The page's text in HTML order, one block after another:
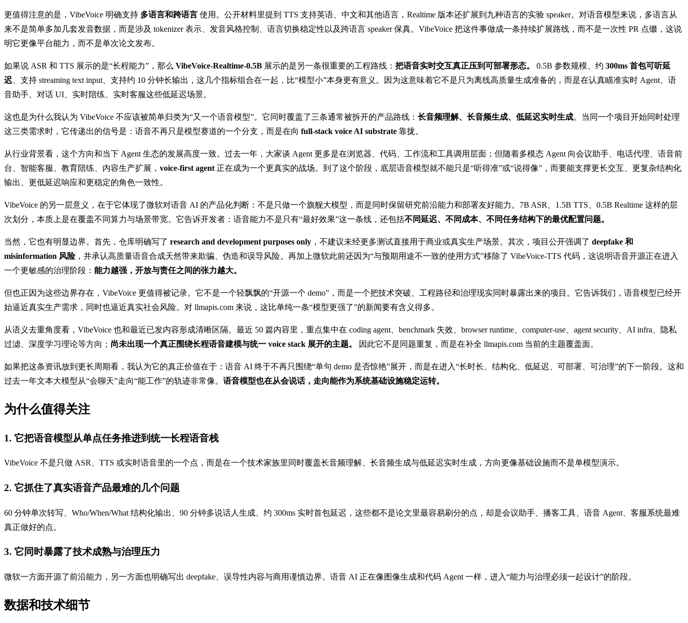
更值得注意的是，VibeVoice 明确支持 多语言和跨语言 使用。公开材料里提到 TTS 支持英语、中文和其他语言，Realtime 版本还扩展到九种语言的实验 speaker。对语音模型来说，多语言从
来不是简单多加几套发音数据，而是涉及 tokenizer 表示、发音风格控制、语言切换稳定性以及跨语言 speaker 保真。VibeVoice 把这件事做成一条持续扩展路线，而不是一次性 PR 点缀，这说
明它更像平台能力，而不是单次论文发布。
如果说 ASR 和 TTS 展示的是“长程能力”，那么 VibeVoice-Realtime-0.5B 展示的是另一条很重要的工程路线： 把语音实时交互真正压到可部署形态。 0.5B 参数规模、约 300ms 首包可听延
迟 、支持 streaming text input、支持约 10 分钟长输出，这几个指标组合在一起，比“模型小”本身更有意义。因为这意味着它不是只为离线高质量生成准备的，而是在认真瞄准实时 Agent、语
音助手、对话 UI、实时陪练、实时客服这些低延迟场景。
这也是为什么我认为 VibeVoice 不应该被简单归类为“又一个语音模型”。它同时覆盖了三条通常被拆开的产品路线： 长音频理解、长音频生成、低延迟实时生成。当同一个项目开始同时处理
这三类需求时，它传递出的信号是：语音不再只是模型赛道的一个分支，而是在向 full-stack voice AI substrate 靠拢。
从行业背景看，这个方向和当下 Agent 生态的发展高度一致。过去一年，大家谈 Agent 更多是在浏览器、代码、工作流和工具调用层面；但随着多模态 Agent 向会议助手、电话代理、语音前
台、智能客服、教育陪练、内容生产扩展， voice-first agent 正在成为一个更真实的战场。到了这个阶段，底层语音模型就不能只是“听得准”或“说得像”，而要能支撑更长交互、更复杂结构化
输出、更低延迟响应和更稳定的角色一致性。
VibeVoice 的另一层意义，在于它体现了微软对语音 AI 的产品化判断：不是只做一个旗舰大模型，而是同时保留研究前沿能力和部署友好能力。7B ASR、1.5B TTS、0.5B Realtime 这样的层
次划分，本质上是在覆盖不同算力与场景带宽。它告诉开发者：语音能力不是只有“最好效果”这一条线，还包括不同延迟、不同成本、不同任务结构下的最优配置问题。
当然，它也有明显边界。首先，仓库明确写了 research and development purposes only ，不建议未经更多测试直接用于商业或真实生产场景。其次，项目公开强调了 deepfake 和
misinformation 风险，并承认高质量语音合成天然带来欺骗、伪造和误导风险。再加上微软此前还因为“与预期用途不一致的使用方式”移除了 VibeVoice-TTS 代码，这说明语音开源正在进入
一个更敏感的治理阶段： 能力越强，开放与责任之间的张力越大。
但也正因为这些边界存在，VibeVoice 更值得被记录。它不是一个轻飘飘的“开源一个 demo”，而是一个把技术突破、工程路径和治理现实同时暴露出来的项目。它告诉我们，语音模型已经开
始逼近真实生产需求，同时也逼近真实社会风险。对 llmapis.com 来说，这比单纯一条“模型更强了”的新闻要有含义得多。
从语义去重角度看，VibeVoice 也和最近已发内容形成清晰区隔。最近 50 篇内容里，重点集中在 coding agent、benchmark 失效、browser runtime、computer-use、agent security、AI infra、隐私
过滤、深度学习理论等方向； 尚未出现一个真正围绕长程语音建模与统一 voice stack 展开的主题。 因此它不是同题重复，而是在补全 llmapis.com 当前的主题覆盖面。
如果把这条资讯放到更长周期看，我认为它的真正价值在于：语音 AI 终于不再只围绕“单句 demo 是否惊艳”展开，而是在进入“长时长、结构化、低延迟、可部署、可治理”的下一阶段。这和
过去一年文本大模型从“会聊天”走向“能工作”的轨迹非常像。 语音模型也在从会说话，走向能作为系统基础设施稳定运转。
为什么值得关注
1. 它把语音模型从单点任务推进到统一长程语音栈
VibeVoice 不是只做 ASR、TTS 或实时语音里的一个点，而是在一个技术家族里同时覆盖长音频理解、长音频生成与低延迟实时生成，方向更像基础设施而不是单模型演示。
2. 它抓住了真实语音产品最难的几个问题
60 分钟单次转写、Who/When/What 结构化输出、90 分钟多说话人生成、约 300ms 实时首包延迟，这些都不是论文里最容易刷分的点，却是会议助手、播客工具、语音 Agent、客服系统最难
真正做好的点。
3. 它同时暴露了技术成熟与治理压力
微软一方面开源了前沿能力，另一方面也明确写出 deepfake、误导性内容与商用谨慎边界。语音 AI 正在像图像生成和代码 Agent 一样，进入“能力与治理必须一起设计”的阶段。
数据和技术细节